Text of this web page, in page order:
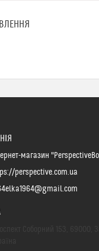
магазин
perspective.com.ua